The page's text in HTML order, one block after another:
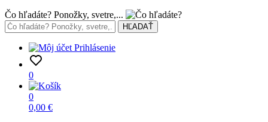
Čo hľadáte? Ponožky, svetre,...
Prihlásenie
0
0
0,00 €